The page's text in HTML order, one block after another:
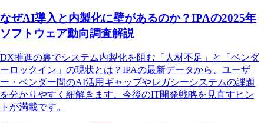
なぜAI導入と内製化に壁があるのか？IPAの2025年
ソフトウェア動向調査解説
DX推進の裏でシステム内製化を阻む「人材不足」と「ベンダ
ーロックイン」の現状とは？IPAの最新データから、ユーザ
ー・ベンダー間のAI活用ギャップやレガシーシステムの課題
を分かりやすく紐解きます。今後のIT開発戦略を見直すヒン
トが満載です。